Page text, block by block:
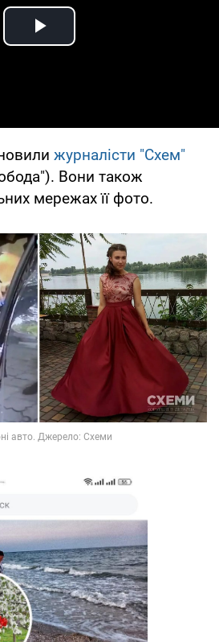
Play Video
журналісти "Схем"
Вони також
мережах її фото.